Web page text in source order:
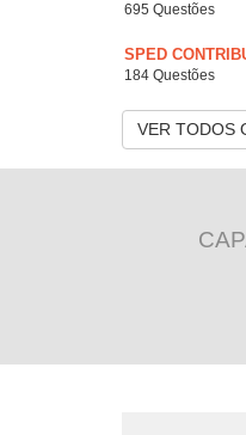
695 Questões
SPED
184 Questões
VER TODOS